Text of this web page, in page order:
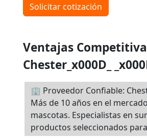
Solicitar cotización
Ventajas
Chester_x000D_
🏢 Proveedor Confiable:
Más de 10 años en el
mascotas. Especialistas en
productos seleccionados